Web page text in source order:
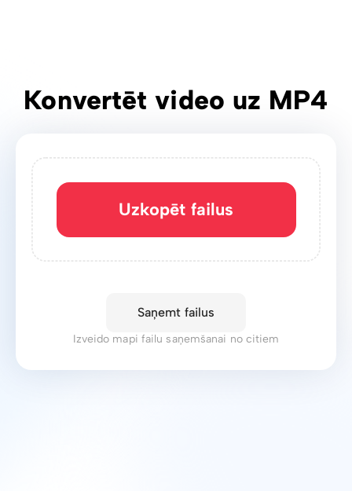
Konvertēt video uz MP4
Uzkopēt failus
Saņemt failus
Izveido mapi failu saņemšanai no citiem